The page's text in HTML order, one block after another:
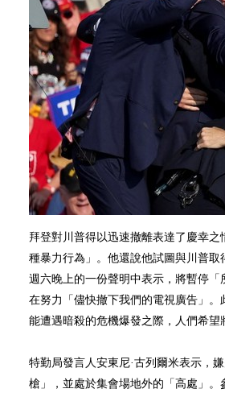
拜登對川普得以迅速撤離表達了慶幸
種暴力行為」。他還說他試圖與川普
週六晚上的一份聲明中表示，將暫停
在努力「儘快撤下我們的電視廣告」
能遭遇暗殺的危機爆發之際，人們希望
特勤局發言人安東尼·古列爾米表示，
槍」，並處於集會場地外的「高處」